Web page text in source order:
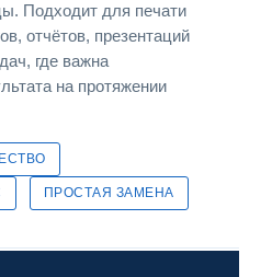
Подходит для печати
отчётов, презентаций
где важна
на протяжении
ПРОСТАЯ ЗАМЕНА